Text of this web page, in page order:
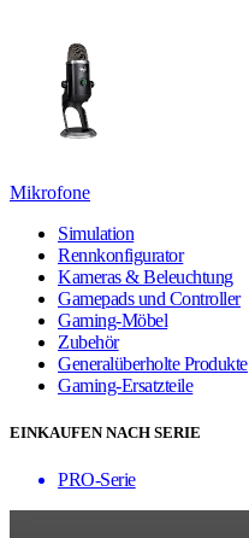
Mikrofone
Simulation
Rennkonfigurator
Kameras & Beleuchtung
Gamepads und Controller
Gaming-Möbel
Zubehör
Generalüberholte Produkte
Gaming-Ersatzteile
EINKAUFEN NACH SERIE
PRO-Serie